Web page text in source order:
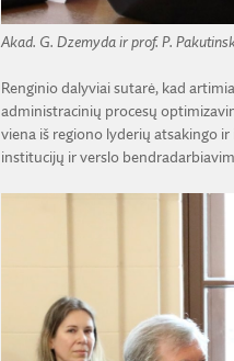
Akad. G. Dzemyda ir prof. P.
Renginio dalyviai sutarė, kad
administracinių procesų
viena iš regiono lyderių atsakingo
institucijų ir verslo